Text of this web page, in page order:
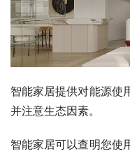
智能家居提供对能源使
并注意生态因素。
智能家居可以查明您使